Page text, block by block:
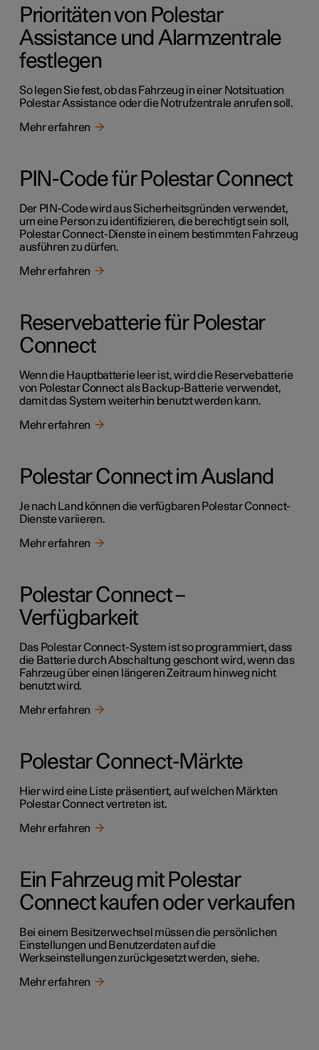
Prioritäten von Polestar
Assistance und Alarmzentrale
festlegen
So legen Sie fest, ob das Fahrzeug in einer Notsituation
Polestar Assistance oder die Notrufzentrale anrufen soll.
Mehr erfahren
PIN-Code für Polestar Connect
Der PIN-Code wird aus Sicherheitsgründen verwendet,
um eine Person zu identifizieren, die berechtigt sein soll,
Polestar Connect-Dienste in einem bestimmten Fahrzeug
ausführen zu dürfen.
Mehr erfahren
Reservebatterie für Polestar
Connect
Wenn die Hauptbatterie leer ist, wird die Reservebatterie
von Polestar Connect als Backup-Batterie verwendet,
damit das System weiterhin benutzt werden kann.
Mehr erfahren
Polestar Connect im Ausland
Je nach Land können die verfügbaren Polestar Connect-
Dienste variieren.
Mehr erfahren
Polestar Connect –
Verfügbarkeit
Das Polestar Connect-System ist so programmiert, dass
die Batterie durch Abschaltung geschont wird, wenn das
Fahrzeug über einen längeren Zeitraum hinweg nicht
benutzt wird.
Mehr erfahren
Polestar Connect-Märkte
Hier wird eine Liste präsentiert, auf welchen Märkten
Polestar Connect vertreten ist.
Mehr erfahren
Ein Fahrzeug mit Polestar
Connect kaufen oder verkaufen
Bei einem Besitzerwechsel müssen die persönlichen
Einstellungen und Benutzerdaten auf die
Werkseinstellungen zurückgesetzt werden, siehe.
Mehr erfahren